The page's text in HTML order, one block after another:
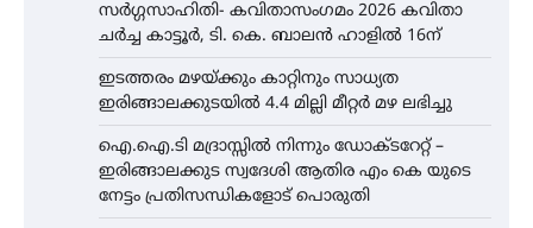
സർഗ്ഗസാഹിതി- കവിതാസംഗമം 2026 കവിതാ
ചർച്ച കാട്ടൂർ, ടി. കെ. ബാലൻ ഹാളിൽ 16ന്
ഇടത്തരം മഴയ്ക്കും കാറ്റിനും സാധ്യത
ഇരിങ്ങാലക്കുടയിൽ 4.4 മില്ലി മീറ്റർ മഴ ലഭിച്ചു
ഐ.ഐ.ടി മദ്രാസ്സിൽ നിന്നും ഡോക്ടറേറ്റ് –
ഇരിങ്ങാലക്കുട സ്വദേശി ആതിര എം കെ യുടെ
നേട്ടം പ്രതിസന്ധികളോട് പൊരുതി